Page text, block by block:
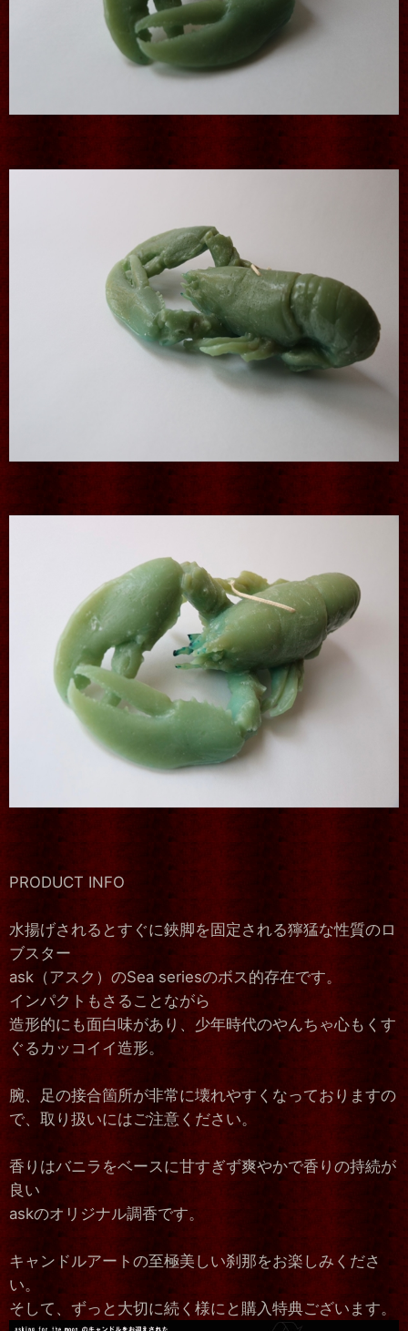
PRODUCT INFO
水揚げされるとすぐに鋏脚を固定される獰猛な性質のロ
ブスター
ask（アスク）のSea seriesのボス的存在です。
インパクトもさることながら
造形的にも面白味があり、少年時代のやんちゃ心もくす
ぐるカッコイイ造形。
腕、足の接合箇所が非常に壊れやすくなっておりますの
で、取り扱いにはご注意ください。
香りはバニラをベースに甘すぎず爽やかで香りの持続が
良い
askのオリジナル調香です。
キャンドルアートの至極美しい刹那をお楽しみくださ
い。
そして、ずっと大切に続く様にと購入特典ございます。